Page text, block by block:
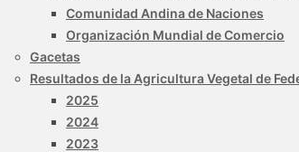
Comunidad Andina de Naciones
Organización Mundial de Comercio
Gacetas
Resultados de la Agricultura Vegetal de
2025
2024
2023